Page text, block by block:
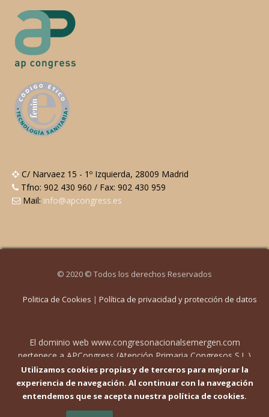
C/ Narvaez 15 - 1º Izquierda, 28009 Madrid
Tfno: 902 430 960 / Fax: 902 430 959
Mail: info@apcongress.es
© 2020 © Todos los derechos Reservados
Politica de Cookies | Política de privacidad y protección de datos
El dominio web www.congresonacionalsemergen.com
pertenece a APCongress (Atención Primaria Congresos S.L.)
con CIF B84678051, y domicilio en C/Narváez 15, 1º Izda. ,
28009 Madrid. Pueden contactar en info@apcongress.es .
Inscrito en el Registro Mercantil de Madrid, Tomo 22.616,
Folio 12, Hoja M404431
Utilizamos cookies propias y de terceros para mejorar la
experiencia de navegación. Al continuar con la navegación
entendemos que se acepta nuestra política de cookies.